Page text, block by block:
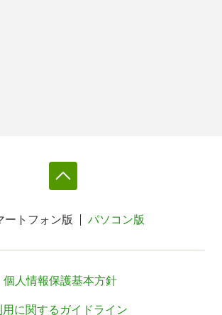
ートフォン版 パソコン版
個人情報保護基本方針
に関するガイドライン